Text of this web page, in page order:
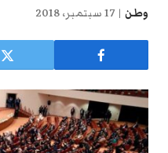
وطن 17 سبتمبر، 2018